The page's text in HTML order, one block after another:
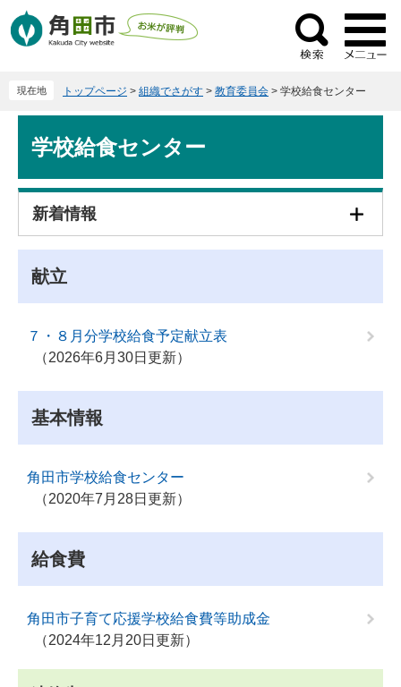
ー
ニ
検
索
現在地 トップページ > 組織でさがす > 教育委員会 > 学校給食センター
文学校給食センター
新着情報
献立
７・８月分学校給食予定献立表
2026年6月30日更新
基本情報
角田市学校給食センター
2020年7月28日更新
給食費
角田市子育て応援学校給食費等助成金
2024年12月20日更新